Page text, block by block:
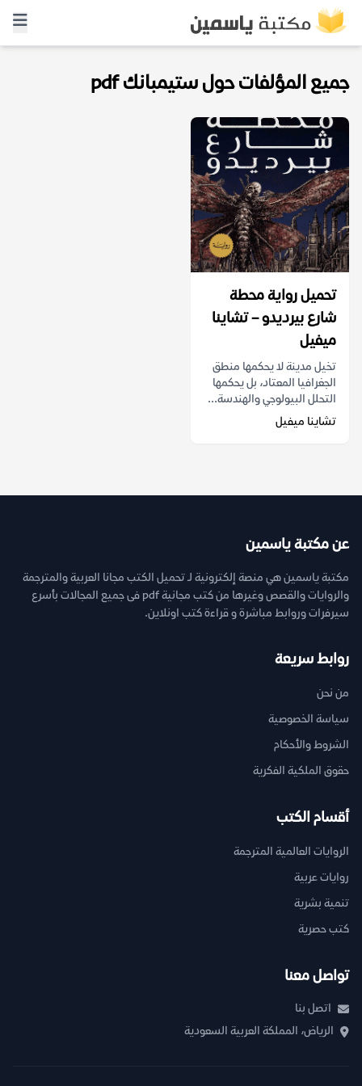
جميع المؤلفات حول ستيمبانك pdf
تحميل رواية محطة
شارع بيرديدو – تشاينا
ميفيل
تخيل مدينة لا يحكمها منطق
الجغرافيا المعتاد، بل يحكمها
التحلل البيولوجي والهندسة...
تشاينا ميفيل
عن مكتبة ياسمين
مكتبة ياسمين هي منصة إلكترونية لـ تحميل الكتب مجانا العربية والمترجمة
والروايات والقصص وغيرها من كتب مجانية pdf فى جميع المجالات بأسرع
سيرفرات وروابط مباشرة و قراءة كتب اونلاين.
روابط سريعة
من نحن
سياسة الخصوصية
الشروط والأحكام
حقوق الملكية الفكرية
أقسام الكتب
الروايات العالمية المترجمة
روايات عربية
تنمية بشرية
كتب حصرية
تواصل معنا
اتصل بنا
الرياض، المملكة العربية السعودية